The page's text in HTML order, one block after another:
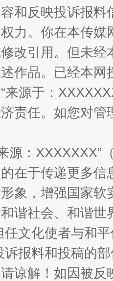
衣” 如何以
术幻境
和反映投诉报
力。你在本传
改引用。但未
作品。已经本
来源于：
责任。如您对
源：
在于传递更多
象，增强国家
谐社会、和谐
任文化使者与和
诉报料和投稿的
谅解！如因被